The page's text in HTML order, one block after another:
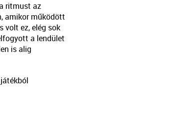
ritmust az
amikor működött
volt ez, elég sok
a lendület
is alig